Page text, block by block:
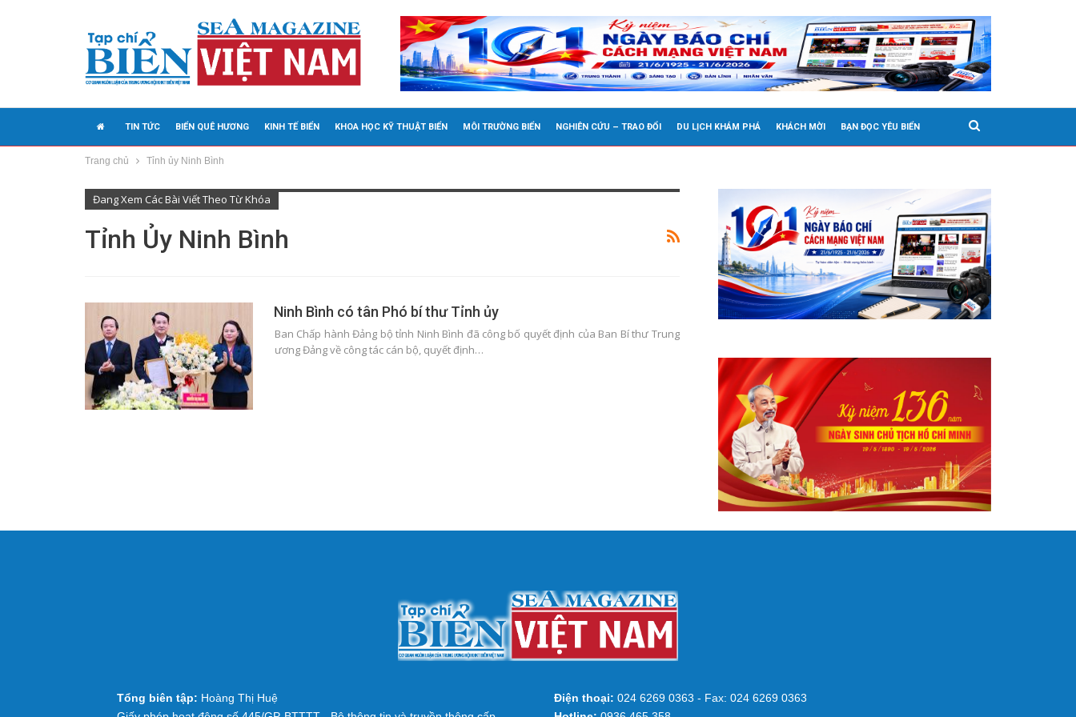
TIN TỨC BIỂN QUÊ HƯƠNG KINH TẾ BIỂN KHOA HỌC KỸ THUẬT BIỂN MÔI TRƯỜNG BIỂN NGHIÊN CỨU – TRAO ĐỔI DU LỊCH KHÁM PHÁ KHÁCH MỜI BẠN ĐỌC YÊU BIỂN
MEDIA
Trang chủ Tỉnh ủy Ninh Bình
Đang Xem Các Bài Viết Theo Từ Khóa
Tỉnh Ủy Ninh Bình
Ninh Bình có tân Phó bí thư Tỉnh ủy
Ban Chấp hành Đảng bộ tỉnh Ninh Bình đã công bố quyết định của Ban Bí thư Trung
ương Đảng về công tác cán bộ, quyết định…
Tổng biên tập: Hoàng Thị Huệ
Điện thoại: 024 6269 0363 - Fax: 024 6269 0363